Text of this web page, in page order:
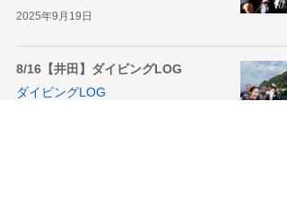
2025年9月19日
8/16【井田】ダイビングLOG
ダイビングLOG